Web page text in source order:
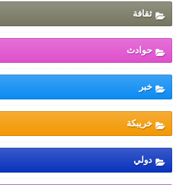
ثقافة
حوادث
خبر
خريبكة
دولي